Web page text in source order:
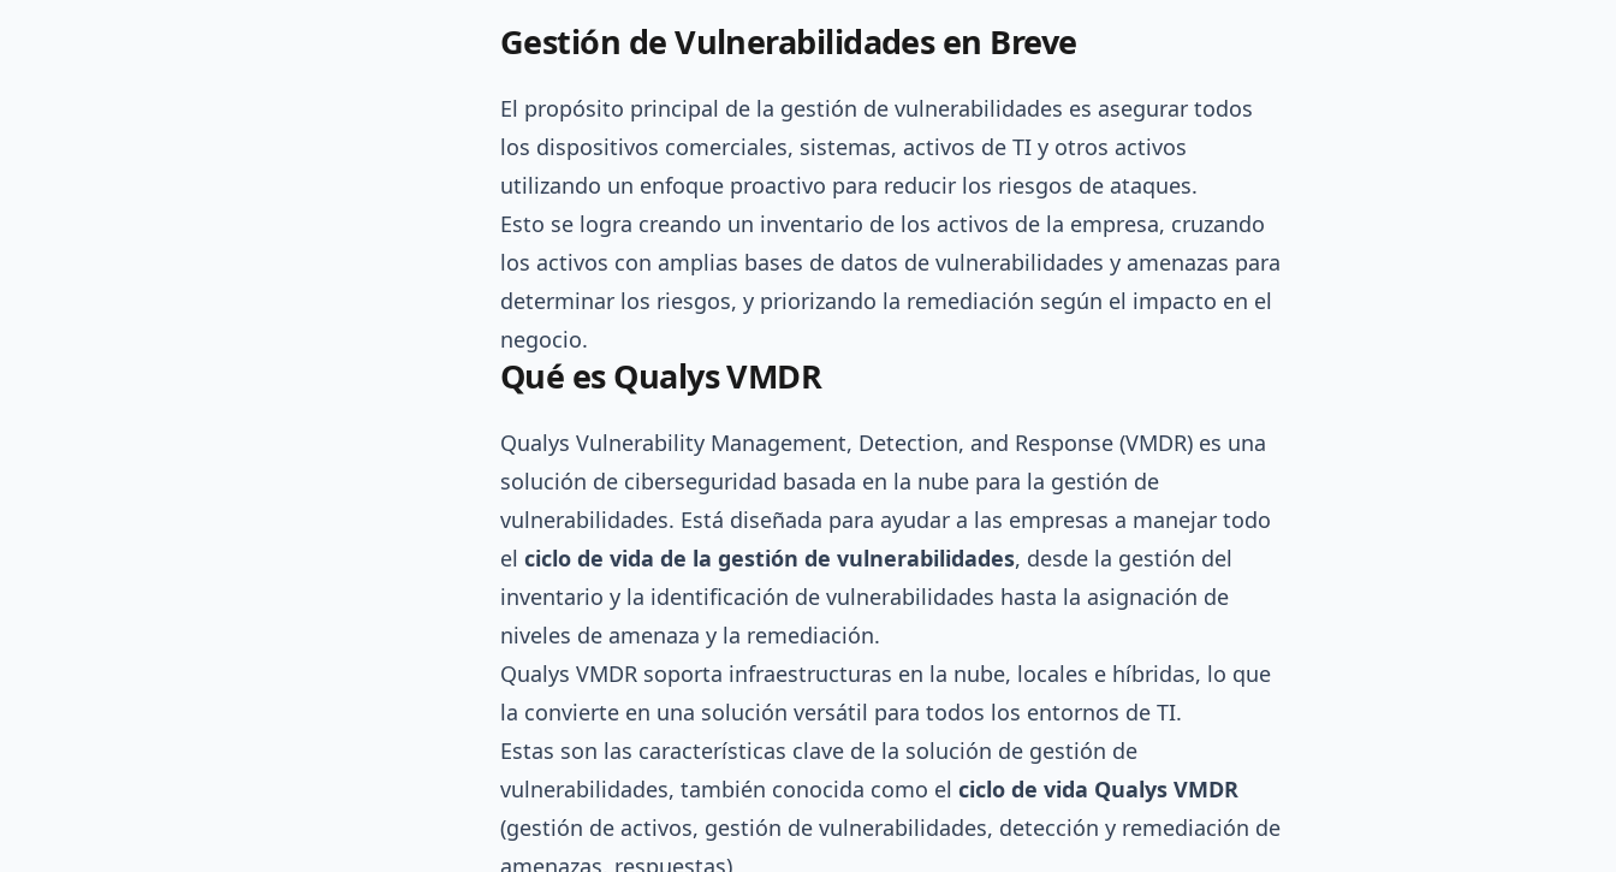
Gestión de Vulnerabilidades en Breve
El propósito principal de la gestión de vulnerabilidades es asegurar todos
los dispositivos comerciales, sistemas, activos de TI y otros activos
utilizando un enfoque proactivo para reducir los riesgos de ataques.
Esto se logra creando un inventario de los activos de la empresa, cruzando
los activos con amplias bases de datos de vulnerabilidades y amenazas para
determinar los riesgos, y priorizando la remediación según el impacto en el
negocio.
Qué es Qualys VMDR
Qualys Vulnerability Management, Detection, and Response (VMDR) es una
solución de ciberseguridad basada en la nube para la gestión de
vulnerabilidades. Está diseñada para ayudar a las empresas a manejar todo
el ciclo de vida de la gestión de vulnerabilidades, desde la gestión del
inventario y la identificación de vulnerabilidades hasta la asignación de
niveles de amenaza y la remediación.
Qualys VMDR soporta infraestructuras en la nube, locales e híbridas, lo que
la convierte en una solución versátil para todos los entornos de TI.
Estas son las características clave de la solución de gestión de
vulnerabilidades, también conocida como el ciclo de vida Qualys VMDR
(gestión de activos, gestión de vulnerabilidades, detección y remediación de
amenazas, respuestas)